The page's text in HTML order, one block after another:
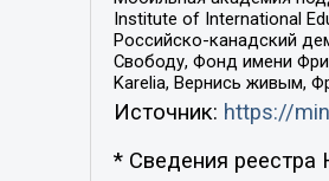
Institute of International
Российско-канадский
Свободу, Фонд имени
Karelia, Вернись живым,
Источник: https://
* Сведения реестра